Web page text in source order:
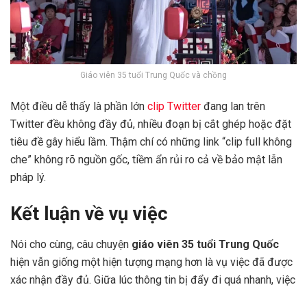
Giáo viên 35 tuổi Trung Quốc và chồng
Một điều dễ thấy là phần lớn clip Twitter đang lan trên
Twitter đều không đầy đủ, nhiều đoạn bị cắt ghép hoặc đặt
tiêu đề gây hiểu lầm. Thậm chí có những link “clip full không
che” không rõ nguồn gốc, tiềm ẩn rủi ro cả về bảo mật lẫn
pháp lý.
Kết luận về vụ việc
Nói cho cùng, câu chuyện giáo viên 35 tuổi Trung Quốc
hiện vẫn giống một hiện tượng mạng hơn là vụ việc đã được
xác nhận đầy đủ. Giữa lúc thông tin bị đẩy đi quá nhanh, việc